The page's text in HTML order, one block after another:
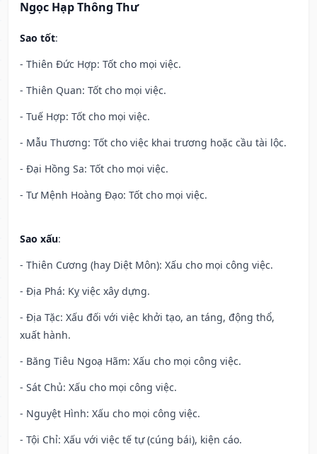
Ngọc Hạp Thông Thư
Sao tốt:
- Thiên Đức Hợp: Tốt cho mọi việc.
- Thiên Quan: Tốt cho mọi việc.
- Tuế Hợp: Tốt cho mọi việc.
- Mẫu Thương: Tốt cho việc khai trương hoặc cầu tài lộc.
- Đại Hồng Sa: Tốt cho mọi việc.
- Tư Mệnh Hoàng Đạo: Tốt cho mọi việc.
Sao xấu:
- Thiên Cương (hay Diệt Môn): Xấu cho mọi công việc.
- Địa Phá: Kỵ việc xây dựng.
- Địa Tặc: Xấu đối với việc khởi tạo, an táng, động thổ,
xuất hành.
- Băng Tiêu Ngoạ Hãm: Xấu cho mọi công việc.
- Sát Chủ: Xấu cho mọi công việc.
- Nguyệt Hình: Xấu cho mọi công việc.
- Tội Chỉ: Xấu với việc tế tự (cúng bái), kiện cáo.